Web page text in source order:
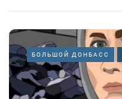
БОЛЬШОЙ ДОНБАСС